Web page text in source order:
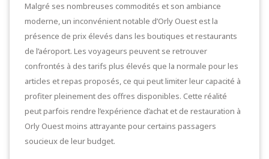
Malgré ses nombreuses commodités et son ambiance
moderne, un inconvénient notable d’Orly Ouest est la
présence de prix élevés dans les boutiques et restaurants
de l’aéroport. Les voyageurs peuvent se retrouver
confrontés à des tarifs plus élevés que la normale pour les
articles et repas proposés, ce qui peut limiter leur capacité à
profiter pleinement des offres disponibles. Cette réalité
peut parfois rendre l’expérience d’achat et de restauration à
Orly Ouest moins attrayante pour certains passagers
soucieux de leur budget.